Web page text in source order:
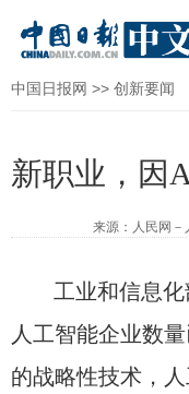
中国日报网 >> 创新要闻
新职业，因
来源：人民网
工业和信息
人工智能企业数
的战略性技术，